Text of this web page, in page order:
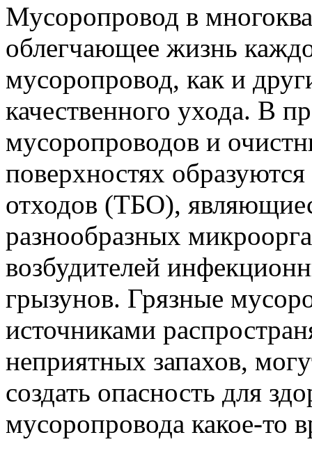
Мусоропровод в
облегчающее жизнь
мусоропровод, как и
качественного ухода. В
мусоропроводов и
поверхностях
отходов (ТБО),
разнообразных
возбудителей
грызунов. Грязные
источниками
неприятных запахов,
создать опасность для
мусоропровода какое-то